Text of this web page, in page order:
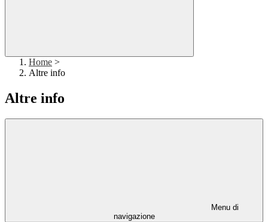
Home >
Altre info
Altre info
Menu di
navigazione